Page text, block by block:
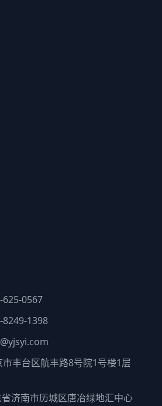
625-0567
1398
丰台区航丰路8号院1号楼1层
济南市历城区唐冶绿地汇中心